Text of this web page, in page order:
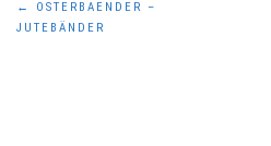
←
OSTERBAENDER –
JUTEBÄNDER